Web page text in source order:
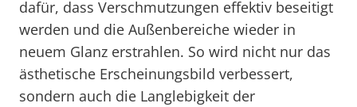
dafür, dass Verschmutzungen effektiv beseitigt
werden und die Außenbereiche wieder in
neuem Glanz erstrahlen. So wird nicht nur das
ästhetische Erscheinungsbild verbessert,
sondern auch die Langlebigkeit der